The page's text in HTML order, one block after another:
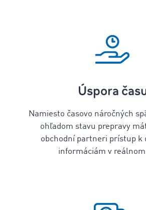
Úspora
Namiesto časovo náročných
ohľadom stavu prepravy
obchodní partneri prístup k
informáciám v reálnom